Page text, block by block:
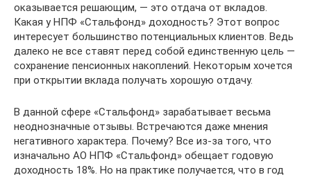
оказывается решающим, — это отдача от вкладов.
Какая у НПФ «Стальфонд» доходность? Этот вопрос
интересует большинство потенциальных клиентов. Ведь
далеко не все ставят перед собой единственную цель —
сохранение пенсионных накоплений. Некоторым хочется
при открытии вклада получать хорошую отдачу.
В данной сфере «Стальфонд» зарабатывает весьма
неоднозначные отзывы. Встречаются даже мнения
негативного характера. Почему? Все из-за того, что
изначально АО НПФ «Стальфонд» обещает годовую
доходность 18%. Но на практике получается, что в год